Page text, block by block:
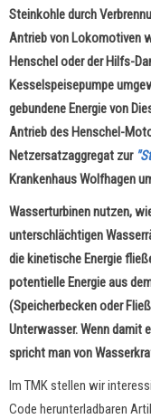
Steinkohle durch
Antrieb von Lokomotiven
Henschel oder der Hilfs-
Kesselspeisepumpe
gebundene Energie von
Antrieb des Henschel-
Netzersatzaggregat zur
Krankenhaus Wolfhagen
Wasserturbinen nutzen,
unterschlächtigen
die kinetische Energie
potentielle Energie aus
(Speicherbecken oder
Unterwasser. Wenn damit
spricht man von
Im TMK stellen wir
Code herunterladbaren